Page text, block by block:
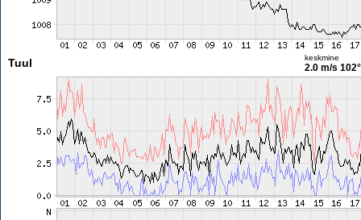
Tuul keskmine
2.0 m/s 102°